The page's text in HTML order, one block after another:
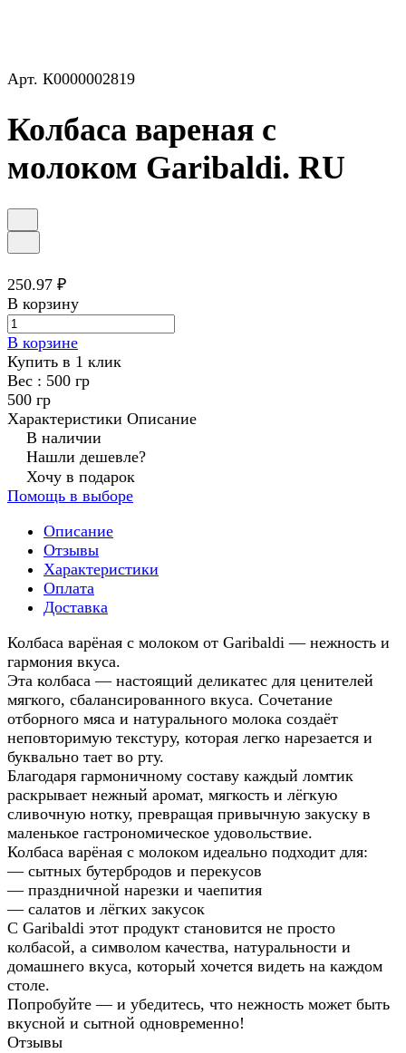
Арт. К0000002819
Колбаса вареная с
молоком Garibaldi. RU
250.97 ₽
В корзину
В корзине
Купить в 1 клик
Вес : 500 гр
500 гр
Характеристики Описание
В наличии
Нашли дешевле?
Хочу в подарок
Помощь в выборе
Описание
Отзывы
Характеристики
Оплата
Доставка
Колбаса варёная с молоком от Garibaldi — нежность и
гармония вкуса.
Эта колбаса — настоящий деликатес для ценителей
мягкого, сбалансированного вкуса. Сочетание
отборного мяса и натурального молока создаёт
неповторимую текстуру, которая легко нарезается и
буквально тает во рту.
Благодаря гармоничному составу каждый ломтик
раскрывает нежный аромат, мягкость и лёгкую
сливочную нотку, превращая привычную закуску в
маленькое гастрономическое удовольствие.
Колбаса варёная с молоком идеально подходит для:
— сытных бутербродов и перекусов
— праздничной нарезки и чаепития
— салатов и лёгких закусок
С Garibaldi этот продукт становится не просто
колбасой, а символом качества, натуральности и
домашнего вкуса, который хочется видеть на каждом
столе.
Попробуйте — и убедитесь, что нежность может быть
вкусной и сытной одновременно!
Отзывы